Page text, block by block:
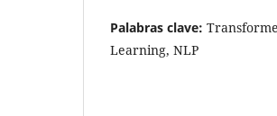
Palabras clave:
Learning, NLP